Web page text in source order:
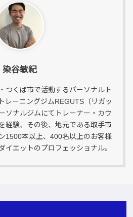
染谷敏紀
つくば市で活動するパーソナルト
レーニングジムREGUTS（リガッ
ソナルジムにてトレーナー・カウ
経験、その後、地元である取手市
1500本以上、400名以上のお客様
イエットのプロフェッショナル。